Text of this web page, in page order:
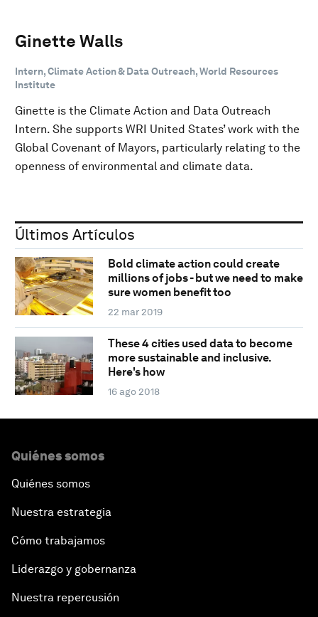
Ginette Walls
Intern, Climate Action & Data Outreach, World Resources
Institute
Ginette is the Climate Action and Data Outreach
Intern. She supports WRI United States’ work with the
Global Covenant of Mayors, particularly relating to the
openness of environmental and climate data.
Últimos Artículos
Bold climate action could create
millions of jobs - but we need to make
sure women benefit too
22 mar 2019
These 4 cities used data to become
more sustainable and inclusive.
Here's how
16 ago 2018
Quiénes somos
Quiénes somos
Nuestra estrategia
Cómo trabajamos
Liderazgo y gobernanza
Nuestra repercusión